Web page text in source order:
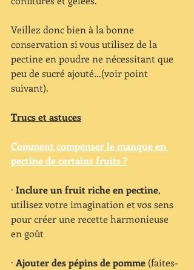
Veillez donc bien à la bonne
conservation si vous utilisez de la
pectine en poudre ne nécessitant que
peu de sucré ajouté…(voir point
suivant).
Trucs et astuces
Comment compenser le manque en
pectine de certains fruits ?
· Inclure un fruit riche en pectine,
utilisez votre imagination et vos sens
pour créer une recette harmonieuse
en goût
· Ajouter des pépins de pomme (faites-